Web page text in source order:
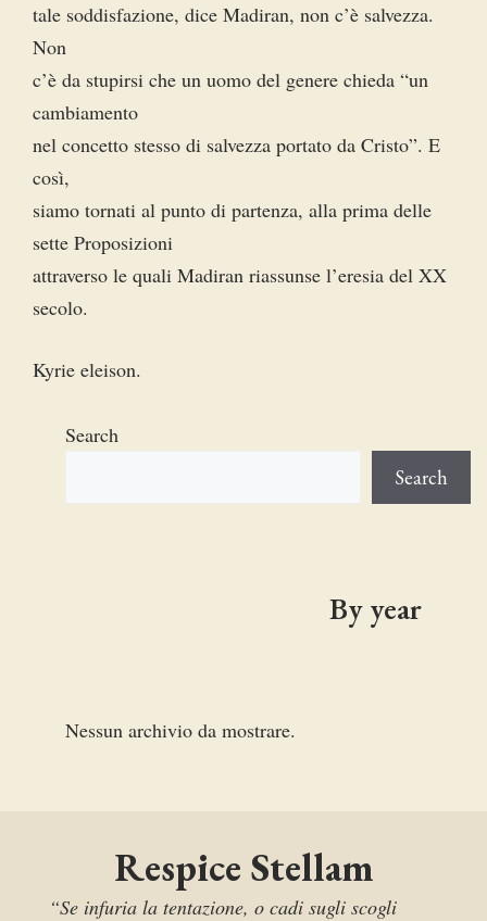
tale soddisfazione, dice Madiran, non c’è salvezza.
Non
c’è da stupirsi che un uomo del genere chieda “un
cambiamento
nel concetto stesso di salvezza portato da Cristo”. E
così,
siamo tornati al punto di partenza, alla prima delle
sette Proposizioni
attraverso le quali Madiran riassunse l’eresia del XX
secolo.
Kyrie eleison.
Search
Search
By year
Nessun archivio da mostrare.
Respice Stellam
“Se infuria la tentazione, o cadi sugli scogli